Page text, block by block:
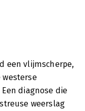
een vlijmscherpe,
diagnose die
weerslag